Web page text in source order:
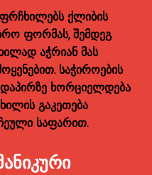
ფრჩხილებს ქლიბის
ფორმას, შემდეგ
აჭრიან მას
საჭიროების
ხორციელდება
გაკეთება
საფარით.